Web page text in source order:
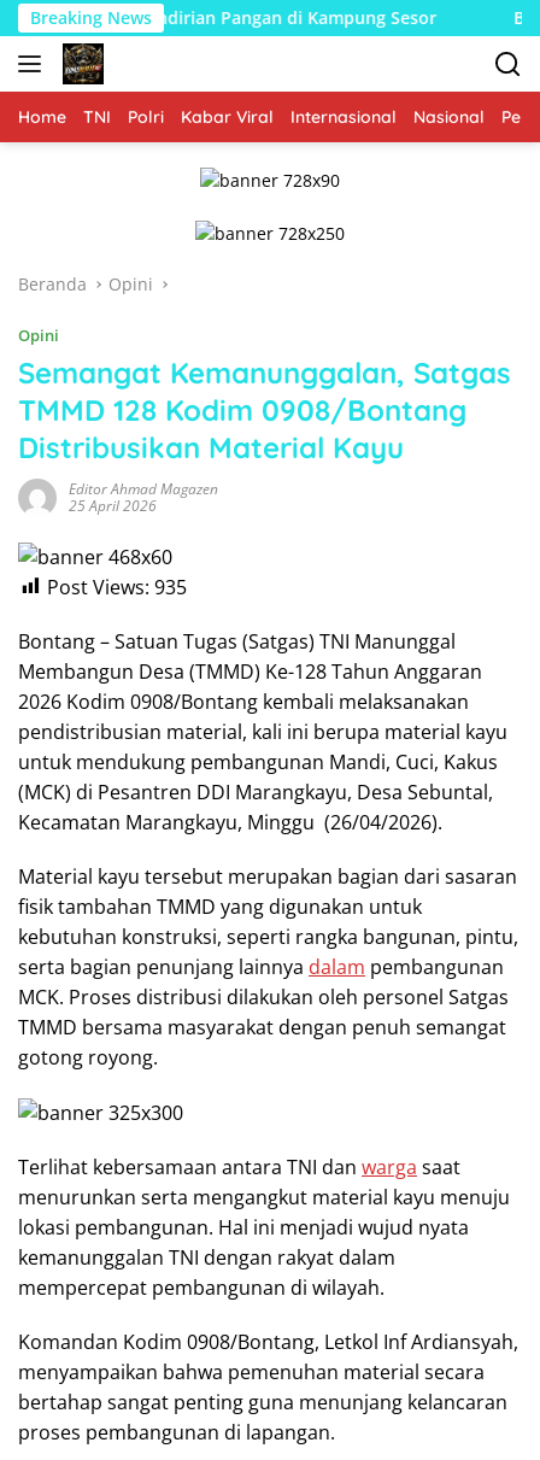
Langsung
ke
konten
Breaking News
Pangan di Kampung Sesor Bukan Sekadar
Home TNI Polri Kabar Viral Internasional Nasional
Beranda Opini
Opini
Semangat Kemanunggalan, Satgas
TMMD 128 Kodim 0908/Bontang
Distribusikan Material Kayu
Editor Ahmad Magazen
25 April 2026
Post Views: 935
Bontang – Satuan Tugas (Satgas) TNI Manunggal
Membangun Desa (TMMD) Ke-128 Tahun Anggaran
2026 Kodim 0908/Bontang kembali melaksanakan
pendistribusian material, kali ini berupa material kayu
untuk mendukung pembangunan Mandi, Cuci, Kakus
(MCK) di Pesantren DDI Marangkayu, Desa Sebuntal,
Kecamatan Marangkayu, Minggu (26/04/2026).
Material kayu tersebut merupakan bagian dari sasaran
fisik tambahan TMMD yang digunakan untuk
kebutuhan konstruksi, seperti rangka bangunan, pintu,
serta bagian penunjang lainnya dalam pembangunan
MCK. Proses distribusi dilakukan oleh personel Satgas
TMMD bersama masyarakat dengan penuh semangat
gotong royong.
Terlihat kebersamaan antara TNI dan warga saat
menurunkan serta mengangkut material kayu menuju
lokasi pembangunan. Hal ini menjadi wujud nyata
kemanunggalan TNI dengan rakyat dalam
mempercepat pembangunan di wilayah.
Komandan Kodim 0908/Bontang, Letkol Inf Ardiansyah,
menyampaikan bahwa pemenuhan material secara
bertahap sangat penting guna menunjang kelancaran
proses pembangunan di lapangan.